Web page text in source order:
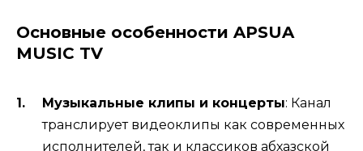
Основные особенности APSUA
MUSIC TV
Музыкальные клипы и концерты: Канал
транслирует видеоклипы как современных
исполнителей, так и классиков абхазской